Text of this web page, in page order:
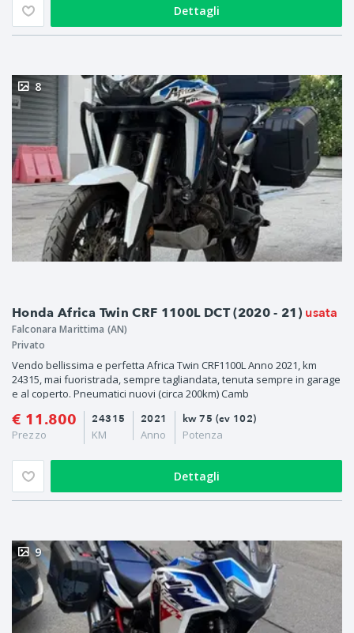
Dettagli
Honda Africa Twin CRF 1100L DCT (2020 - 21) usata
8
Falconara Marittima (AN)
Privato
Vendo bellissima e perfetta Africa Twin CRF1100L Anno 2021, km
24315, mai fuoristrada, sempre tagliandata, tenuta sempre in garage
e al coperto. Pneumatici nuovi (circa 200km) Camb
€ 11.800
Prezzo
2021
Anno
24315
KM
kw 75 (cv 102)
Potenza
Dettagli
9